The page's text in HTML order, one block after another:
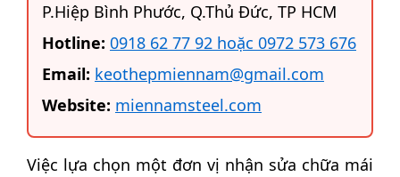
P.Hiệp Bình Phước, Q.Thủ Đức, TP HCM
Hotline: 0918 62 77 92 hoặc 0972 573 676
Email: keothepmiennam@gmail.com
Website: miennamsteel.com
Việc lựa chọn một đơn vị nhận sửa chữa mái